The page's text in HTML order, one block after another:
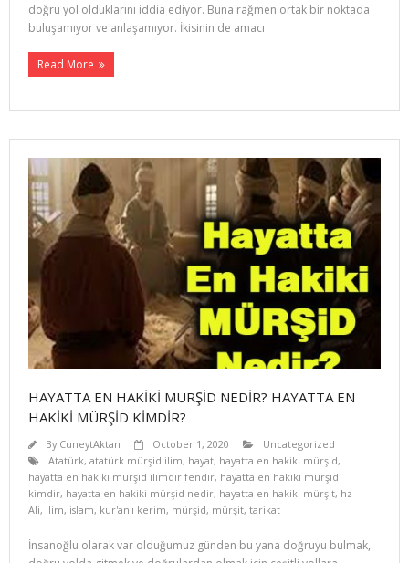
doğru yol olduklarını iddia ediyor. Buna rağmen ortak bir noktada
buluşamıyor ve anlaşamıyor. İkisinin de amacı
Read More
HAYATTA EN HAKİKİ MÜRŞİD NEDİR? HAYATTA EN
HAKİKİ MÜRŞİD KİMDİR?
By CuneytAktan October 1, 2020
Uncategorized
Atatürk, atatürk mürşid ilim, hayat, hayatta en hakiki mürşid,
hayatta en hakiki mürşid ilimdir fendir, hayatta en hakiki mürşid
kimdir, hayatta en hakiki mürşid nedir, hayatta en hakiki mürşit, hz
Ali, ilim, islam, kur'an'ı kerim, mürşid, mürşit, tarikat
İnsanoğlu olarak var olduğumuz günden bu yana doğruyu bulmak,